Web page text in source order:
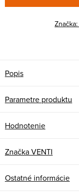
Značka:
Popis
Parametre produktu
Hodnotenie
ZnačkaVENTI
Ostatné informácie